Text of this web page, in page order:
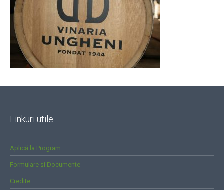
Linkuri utile
Aplică la Program
Formulare și Documente
Credite